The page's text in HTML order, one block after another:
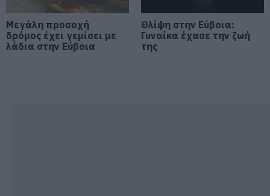
Συντάξεις: Ποιοι θα πάρουν
αύξηση το 2027 – Τα ποσά
07.08.2026 | 13:00
Μεγάλη προσοχή
δρόμος έχει γεμίσει με
λάδια στην Εύβοια
Θλίψη στην Εύβοια:
Γυναίκα έχασε την ζωή
της